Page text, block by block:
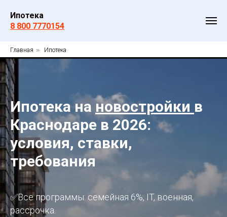
Ипотека
8 800 7770154
Главная » Ипотека
Ипотека на новостройки в
Краснодаре в 2026:
условия, ставки,
требования
✅Все программы: семейная 6%, IT, военная,
рассрочка.